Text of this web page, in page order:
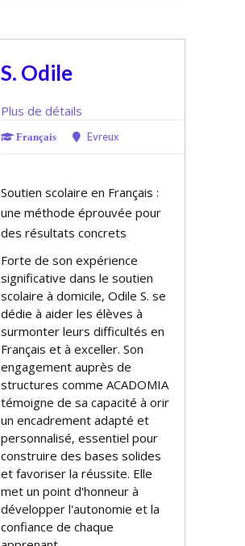
S. Odile
Plus de détails
Français Evreux
Soutien scolaire en Français :
une méthode éprouvée pour
des résultats concrets
Forte de son expérience
significative dans le soutien
scolaire à domicile, Odile S. se
dédie à aider les élèves à
surmonter leurs difficultés en
Français et à exceller. Son
engagement auprès de
structures comme ACADOMIA
témoigne de sa capacité à offrir
un encadrement adapté et
personnalisé, essentiel pour
construire des bases solides
et favoriser la réussite. Elle
met un point d'honneur à
développer l'autonomie et la
confiance de chaque